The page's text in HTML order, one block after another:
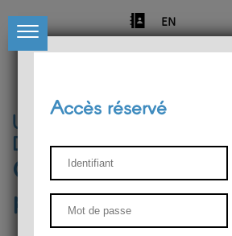
EN
Université de Liège
Département de
Centre de
phénoménologiques
Accès réservé